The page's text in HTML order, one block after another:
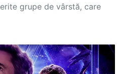
grupe de vârstă, care